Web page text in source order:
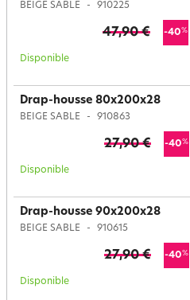
BEIGE SABLE 910225
47,90 € -40%
Disponible
Drap-housse 80x200x28
BEIGE SABLE 910863
27,90 € -40%
Disponible
Drap-housse 90x200x28
BEIGE SABLE 910615
27,90 € -40%
Disponible